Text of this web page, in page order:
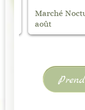
Marché
août